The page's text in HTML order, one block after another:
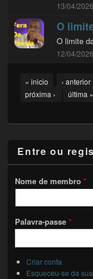
13/04/
O
O limite
12/04/
Pages« inicio ‹ anterior
próxima › última »
Entre ou
Nome de membro*
Palavra-passe*
Criar conta
Esqueceu-se da